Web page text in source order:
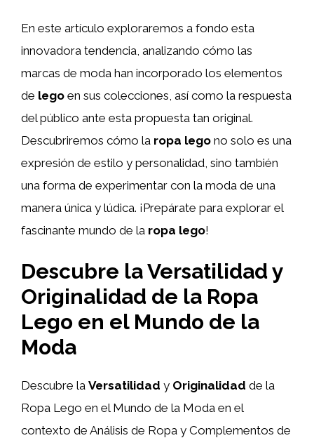
En este artículo exploraremos a fondo esta
innovadora tendencia, analizando cómo las
marcas de moda han incorporado los elementos
de lego en sus colecciones, así como la respuesta
del público ante esta propuesta tan original.
Descubriremos cómo la ropa lego no solo es una
expresión de estilo y personalidad, sino también
una forma de experimentar con la moda de una
manera única y lúdica. ¡Prepárate para explorar el
fascinante mundo de la ropa lego!
Descubre la Versatilidad y
Originalidad de la Ropa
Lego en el Mundo de la
Moda
Descubre la Versatilidad y Originalidad de la
Ropa Lego en el Mundo de la Moda en el
contexto de Análisis de Ropa y Complementos de